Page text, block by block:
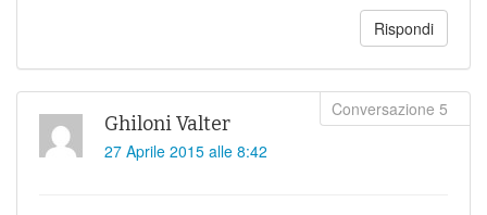
Rispondi
Ghiloni Valter
27 Aprile 2015 alle 8:42